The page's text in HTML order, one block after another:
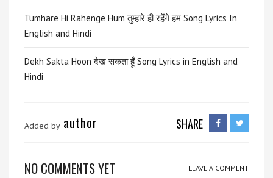
Tumhare Hi Rahenge Hum तुम्हारे ही रहेंगे हम Song Lyrics In
English and Hindi
Dekh Sakta Hoon देख सकता हूँ Song Lyrics in English and
Hindi
Added by author SHARE
NO COMMENTS YET LEAVE A COMMENT